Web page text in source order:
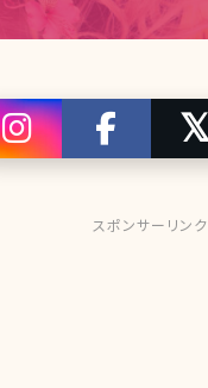
スポンサーリンク